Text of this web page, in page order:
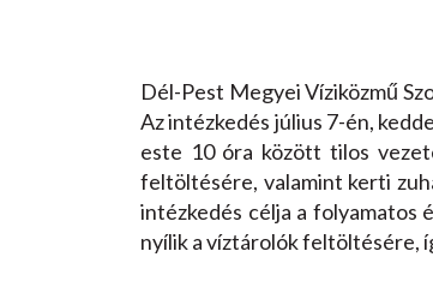
Dél-Pest Megyei Víziközmű
Az intézkedés július 7-én,
este 10 óra között tilos
feltöltésére, valamint kerti
intézkedés célja a folyamatos
nyílik a víztárolók feltöltésére,